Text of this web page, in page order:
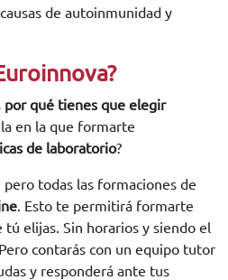
de autoinmunidad y
por qué tienes que elegir
en la que formarte
de laboratorio?
todas las formaciones de
. Esto te permitirá formarte
tú elijas. Sin horarios y siendo el
contarás con un equipo tutor
y responderá ante tus